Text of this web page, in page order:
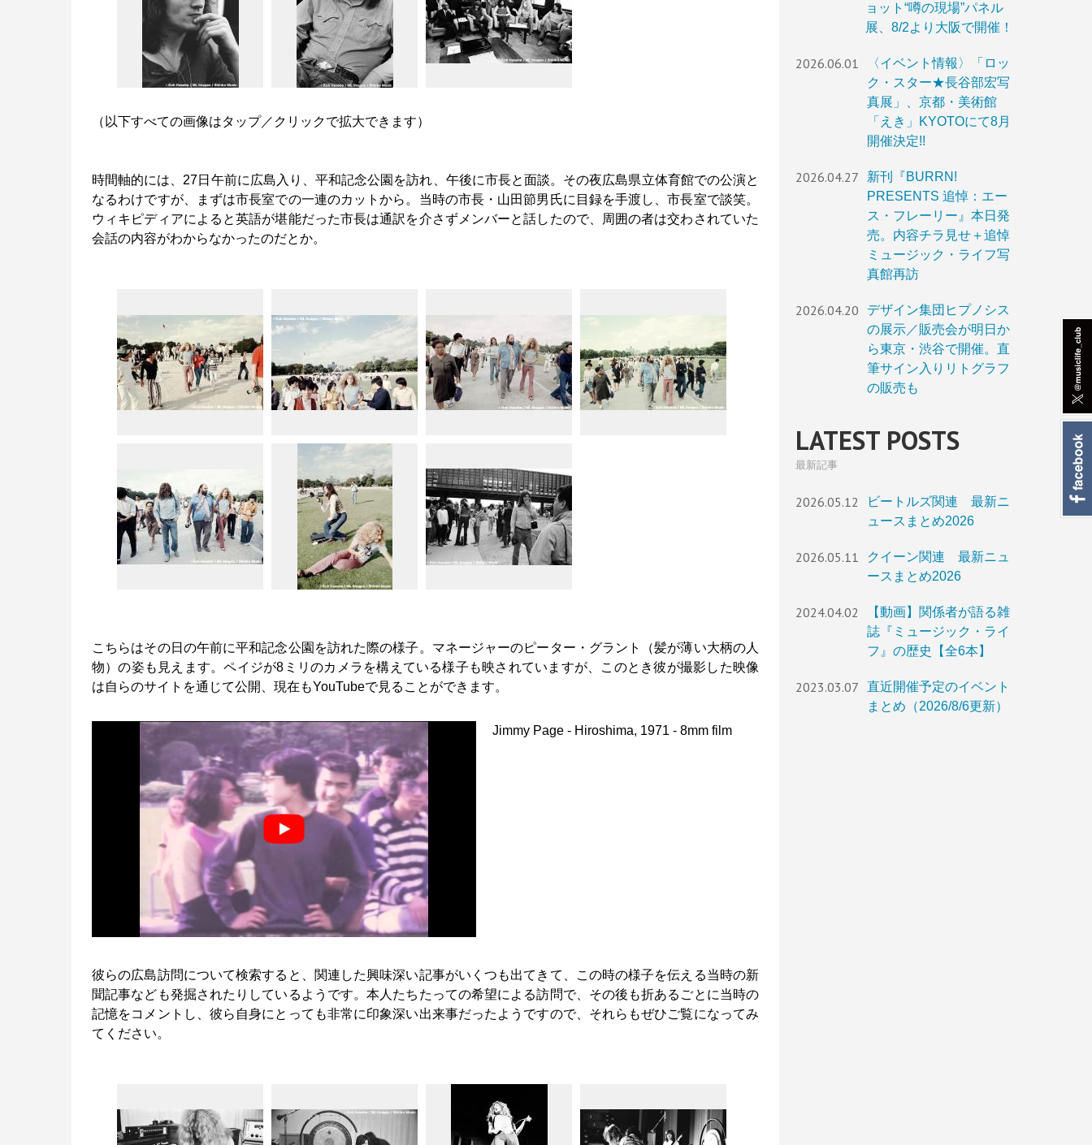
（以下すべての画像はタップ／クリックで拡大できます）
時間軸的には、27日午前に広島入り、平和記念公園を訪れ、午後に市長と面談。その夜広島県立体育館での公演と
なるわけですが、まずは市長室での一連のカットから。当時の市長・山田節男氏に目録を手渡し、市長室で談笑。
ウィキピディアによると英語が堪能だった市長は通訳を介さずメンバーと話したので、周囲の者は交わされていた
会話の内容がわからなかったのだとか。
こちらはその日の午前に平和記念公園を訪れた際の様子。マネージャーのピーター・グラント（髪が薄い大柄の人
物）の姿も見えます。ペイジが8ミリのカメラを構えている様子も映されていますが、このとき彼が撮影した映像
は自らのサイトを通じて公開、現在もYouTubeで見ることができます。
Jimmy Page - Hiroshima, 1971 - 8mm film
彼らの広島訪問について検索すると、関連した興味深い記事がいくつも出てきて、この時の様子を伝える当時の新
聞記事なども発掘されたりしているようです。本人たちたっての希望による訪問で、その後も折あるごとに当時の
記憶をコメントし、彼ら自身にとっても非常に印象深い出来事だったようですので、それらもぜひご覧になってみ
てください。
ョット“噂の現場”パネル
展、8/2より大阪で開催！
2026.06.01
〈イベント情報〉「ロッ
ク・スター★長谷部宏写
真展」、京都・美術館
「えき」KYOTOにて8月
開催決定!!
2026.04.27
新刊『BURRN!
PRESENTS 追悼：エー
ス・フレーリー』本日発
売。内容チラ見せ＋追悼
ミュージック・ライフ写
真館再訪
2026.04.20
デザイン集団ヒプノシス
の展示／販売会が明日か
ら東京・渋谷で開催。直
筆サイン入りリトグラフ
の販売も
LATEST POSTS
最新記事
2026.05.12
ビートルズ関連 最新ニ
ュースまとめ2026
2026.05.11
クイーン関連 最新ニュ
ースまとめ2026
2024.04.02
【動画】関係者が語る雑
誌『ミュージック・ライ
フ』の歴史【全6本】
2023.03.07
直近開催予定のイベント
まとめ（2026/8/6更新）